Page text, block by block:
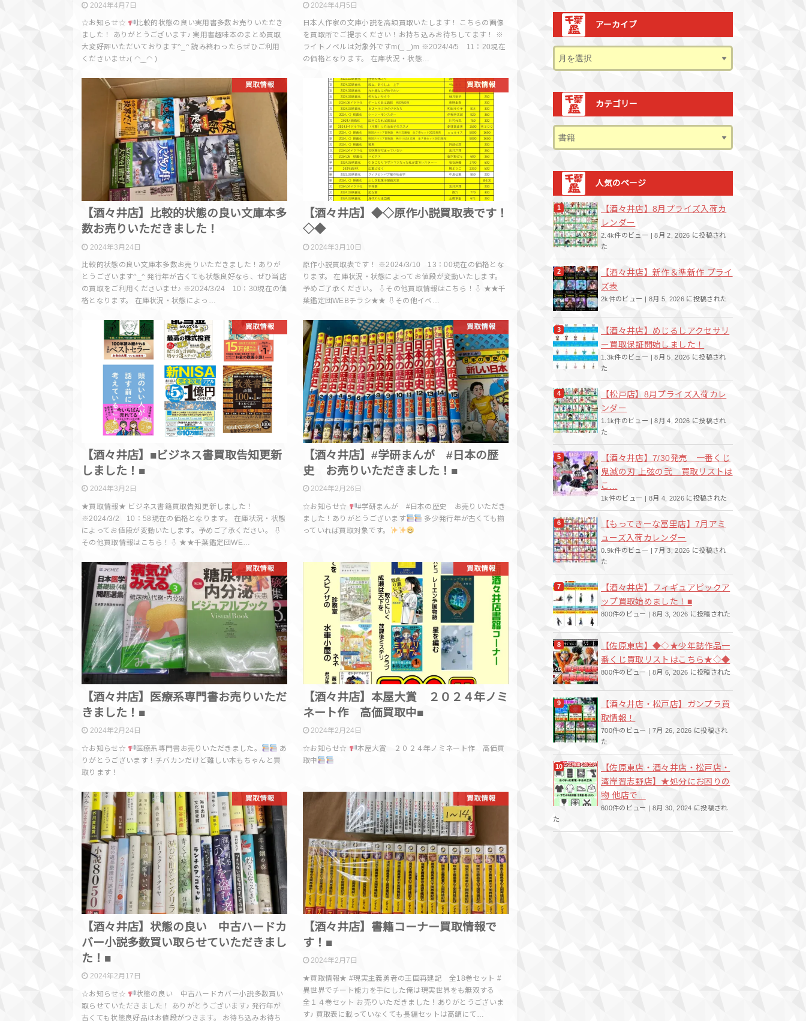
2024年4月7日
☆お知らせ☆
比較的状態の良い実用書多数お売りいただき
ました！ ありがとうございます♪ 実用書趣味本のまとめ買取
大変好評いただいております^_^ 読み終わったらぜひご利用
くださいませ♪( ◠‿◠ )
2024年4月5日
日本人作家の文庫小説を高額買取いたします！ こちらの画像
を買取所でご提示ください！お持ち込みお待ちしてます！ ※
ライトノベルは対象外ですm(_ _)m ※2024/4/5 11：20現在
の価格となります。 在庫状況・状態…
買取情報
【酒々井店】比較的状態の良い文庫本多
数お売りいただきました！
2024年3月24日
比較的状態の良い文庫本多数お売りいただきました！ありが
とうございます^_^ 発行年が古くても状態良好なら、ぜひ当店
の買取をご利用くださいませ♪ ※2024/3/24 10：30現在の価
格となります。 在庫状況・状態によっ…
買取情報
【酒々井店】◆◇原作小説買取表です！
◇◆
2024年3月10日
原作小説買取表です！ ※2024/3/10 13：00現在の価格とな
ります。 在庫状況・状態によってお値段が変動いたします。
予めご了承ください。 ⇩その他買取情報はこちら！⇩ ★★千
葉鑑定団WEBチラシ★★ ⇩その他イベ…
買取情報
【酒々井店】■ビジネス書買取告知更新
しました！■
2024年3月2日
★買取情報★ ビジネス書籍買取告知更新しました！
※2024/3/2 10：58現在の価格となります。 在庫状況・状態
によってお値段が変動いたします。予めご了承ください。 ⇩
その他買取情報はこちら！⇩ ★★千葉鑑定団WE…
買取情報
【酒々井店】#学研まんが #日本の歴
史 お売りいただきました！■
2024年2月26日
☆お知らせ☆
#学研まんが #日本の歴史 お売りいただき
ました！ありがとうございます
多少発行年が古くても揃
っていれば買取対象です。
買取情報
【酒々井店】医療系専門書お売りいただ
きました！■
2024年2月24日
☆お知らせ☆ 医療系専門書お売りいただきました。
あ
りがとうございます！チバカンだけど難しい本もちゃんと買
取ります！
買取情報
【酒々井店】本屋大賞 ２０２４年ノミ
ネート作 高価買取中■
2024年2月24日
☆お知らせ☆
本屋大賞 ２０２４年ノミネート作 高価買
取中
買取情報
【酒々井店】状態の良い 中古ハードカ
バー小説多数買い取らせていただきまし
た！■
2024年2月17日
☆お知らせ☆
状態の良い 中古ハードカバー小説多数買い
取らせていただきました！ ありがとうございます♪ 発行年が
古くても状態良好品はお値段がつきます。 お待ち込みお待ち
買取情報
【酒々井店】書籍コーナー買取情報で
す！■
2024年2月7日
★買取情報★ #現実主義勇者の王国再建記 全18巻セット #
異世界でチート能力を手にした俺は現実世界をも無双する
全１４巻セット お売りいただきました！ありがとうございま
す♪ 買取表に載っていなくても長編セットは高額にて…
アーカイブ
カテゴリー
人気のページ
【酒々井店】8月プライズ入荷カ
レンダー
2.4k件のビュー |8月 2, 2026 に投稿され
た
【酒々井店】新作＆準新作 プライ
ズ表
2k件のビュー | 8月 5, 2026 に投稿された
【酒々井店】めじるしアクセサリ
ー買取保証開始しました！
1.3k件のビュー |8月 5, 2026 に投稿され
た
【松戸店】8月プライズ入荷カレ
ンダー
1.1k件のビュー |8月 4, 2026 に投稿され
た
【酒々井店】7/30発売 一番くじ
鬼滅の刃 上弦の弐 買取リストは
こ...
1k件のビュー | 8月 4, 2026 に投稿された
【もってきーな冨里店】7月アミ
ューズ入荷カレンダー
0.9k件のビュー |7月 3, 2026 に投稿され
た
【酒々井店】フィギュアピックア
ップ買取始めました！■
800件のビュー | 8月 3, 2026 に投稿された
【佐原東店】◆◇★少年誌作品一
番くじ買取リストはこちら★◇◆
800件のビュー | 8月 6, 2026 に投稿された
【酒々井店・松戸店】ガンプラ買
取情報！
700件のビュー | 7月 26, 2026 に投稿され
た
【佐原東店・酒々井店・松戸店・
湾岸習志野店】★処分にお困りの
物 他店で...
600件のビュー | 8月 30, 2024 に投稿され
た